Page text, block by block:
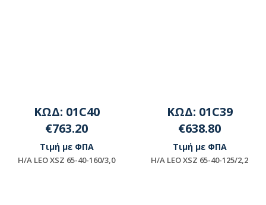
ΚΩΔ: 01C40
€763.20
Τιμή με ΦΠΑ
H/A LEO XSZ 65-40-160/3,0
ΚΩΔ: 01C39
€638.80
Τιμή με ΦΠΑ
H/A LEO XSZ 65-40-125/2,2